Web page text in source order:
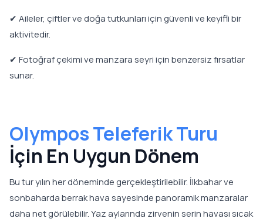
✔ Aileler, çiftler ve doğa tutkunları için güvenli ve keyifli bir
aktivitedir.
✔ Fotoğraf çekimi ve manzara seyri için benzersiz fırsatlar
sunar.
Olympos Teleferik Turu
İçin En Uygun Dönem
Bu tur yılın her döneminde gerçekleştirilebilir. İlkbahar ve
sonbaharda berrak hava sayesinde panoramik manzaralar
daha net görülebilir. Yaz aylarında zirvenin serin havası sıcak